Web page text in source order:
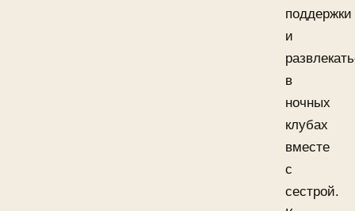
поддержки
и
в
ночных
клубах
вместе
с
сестрой.